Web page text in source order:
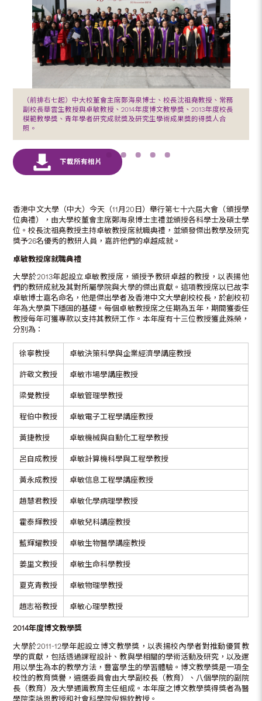
（前排右七起）中大校董會主席鄭海泉博士、校長沈祖堯教授、常務
副校長華雲生教授與卓敏教授、2014年度博文教學獎、2013年度校長
模範教學獎、青年學者研究成就獎及研究生學術成果獎的得獎人合
照。
香港中文大學（中大）今天（11月20日）舉行第七十六屆大會（頒授學
位典禮），由大學校董會主席鄭海泉博士主禮並頒授各科學士及碩士學
位。校長沈祖堯教授主持卓敏教授席就職典禮，並頒發傑出教學及研究
獎予26名優秀的教研人員，嘉許他們的卓越成就。
卓敏教授席就職典禮
大學於2013年起設立卓敏教授席，頒授予教研卓越的教授，以表揚他
們的教研成就及其對所屬學院與大學的傑出貢獻。這項教授席以已故李
卓敏博士嘉名命名，他是傑出學者及香港中文大學創校校長，於創校初
年為大學奠下穩固的基礎。每個卓敏教授席之任期為五年，期間獲委任
教授每年可獲專款以支持其教研工作。本年度有十三位教授獲此殊榮，
分別為：
徐寧教授 卓敏決策科學與企業經濟學講座教授
許敬文教授 卓敏巿場學講座教授
梁覺教授 卓敏管理學教授
程伯中教授 卓敏電子工程學講座教授
黃捷教授 卓敏機械與自動化工程學教授
呂自成教授 卓敏計算機科學與工程學教授
黃永成教授 卓敏信息工程學講座教授
趙慧君教授 卓敏化學病理學教授
霍泰輝教授 卓敏兒科講座教授
藍輝耀教授 卓敏生物醫學講座教授
姜里文教授 卓敏生命科學教授
夏克青教授 卓敏物理學教授
趙志裕教授 卓敏心理學教授
2014年度博文教學獎
大學於2011-12學年起設立博文教學獎，以表揚校內學者對推動優質教
學的貢獻，包括透過課程設計、教與學相關的學術活動及研究，以及運
用以學生為本的教學方法，豐富學生的學習體驗。博文教學獎是一項全
校性的教育獎譽，遴選委員會由大學副校長（教育）、八個學院的副院
長（教育）及大學通識教育主任組成。本年度之博文教學獎得獎者為醫
學院李詠恩教授和社會科學院倪錫欽教授。